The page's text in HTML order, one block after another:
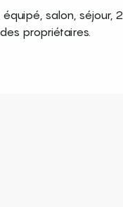
salon, séjour, 2
propriétaires.